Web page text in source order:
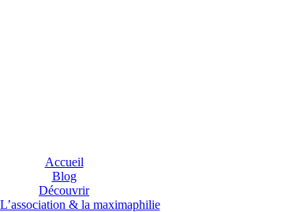
Accueil
Blog
Découvrir
L’association & la maximaphilie